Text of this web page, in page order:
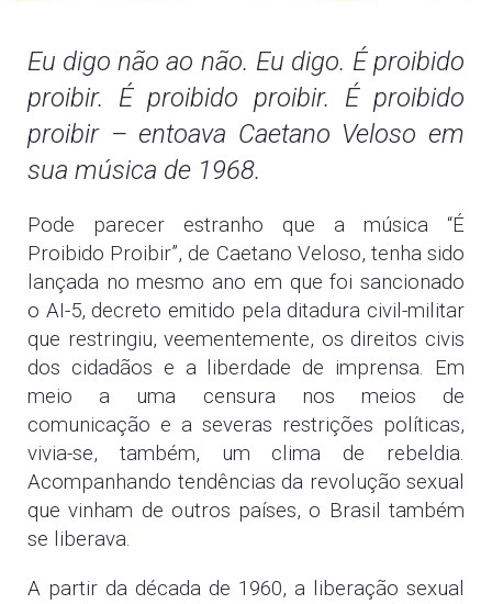
Eu digo não ao não. Eu digo. É proibido
proibir. É proibido proibir. É proibido
proibir – entoava Caetano Veloso em
sua música de 1968.
Pode parecer estranho que a música “É
Proibido Proibir”, de Caetano Veloso, tenha sido
lançada no mesmo ano em que foi sancionado
o AI-5, decreto emitido pela ditadura civil-militar
que restringiu,veementemente, os direitos civis
dos cidadãos e a liberdade de imprensa. Em
meio a uma censura nos meios de
comunicação e a severas restrições políticas,
vivia-se, também, um clima de rebeldia.
Acompanhando tendências da revolução sexual
que vinham de outros países, o Brasil também
se liberava.
A partir da década de 1960, a liberação sexual